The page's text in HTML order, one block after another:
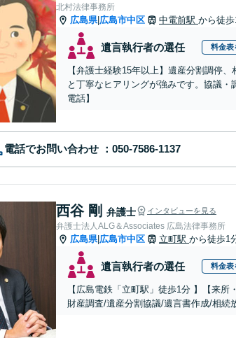
北村法律事務所
広島県| 広島市中区 中電前駅 から徒
遺言執行者の選任 料金表
【弁護士経験15年以上】遺産分割調停
と丁寧なヒアリングが強みです。協議
電話】
電話でお問い合わせ
西谷 剛 弁護士 インタビューを見る
弁護士法人ALG＆Associates 広島法律事務所
広島県| 広島市中区 立町駅 から徒歩1
遺言執行者の選任 料金表
【広島電鉄「立町駅」徒歩1分 】【来
財産調査/遺産分割協議/遺言書作成/相続